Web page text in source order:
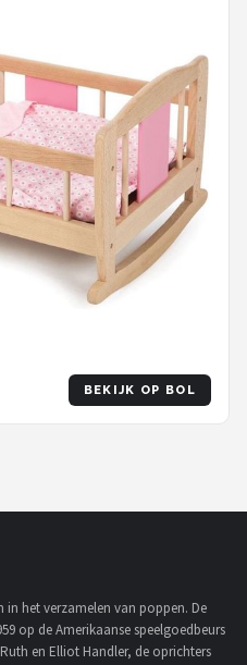
BEKIJK OP BOL
in het verzamelen van poppen. De
op de Amerikaanse speelgoedbeurs
en Elliot Handler, de oprichters